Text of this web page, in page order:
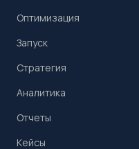
Оптимизация
Запуск
Стратегия
Аналитика
Отчеты
Кейсы